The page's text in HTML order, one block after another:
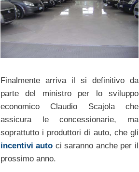
Finalmente arriva il si definitivo da
parte del ministro per lo sviluppo
economico Claudio Scajola che
assicura le concessionarie, ma
soprattutto i produttori di auto, che gli
incentivi auto ci saranno anche per il
prossimo anno.